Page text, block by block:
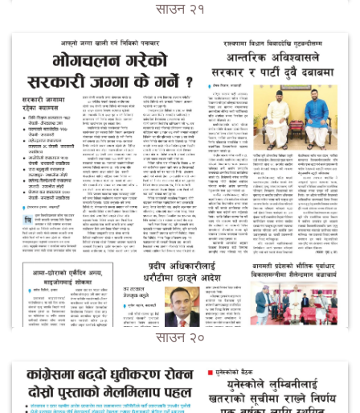
साउन २१
साउन २०